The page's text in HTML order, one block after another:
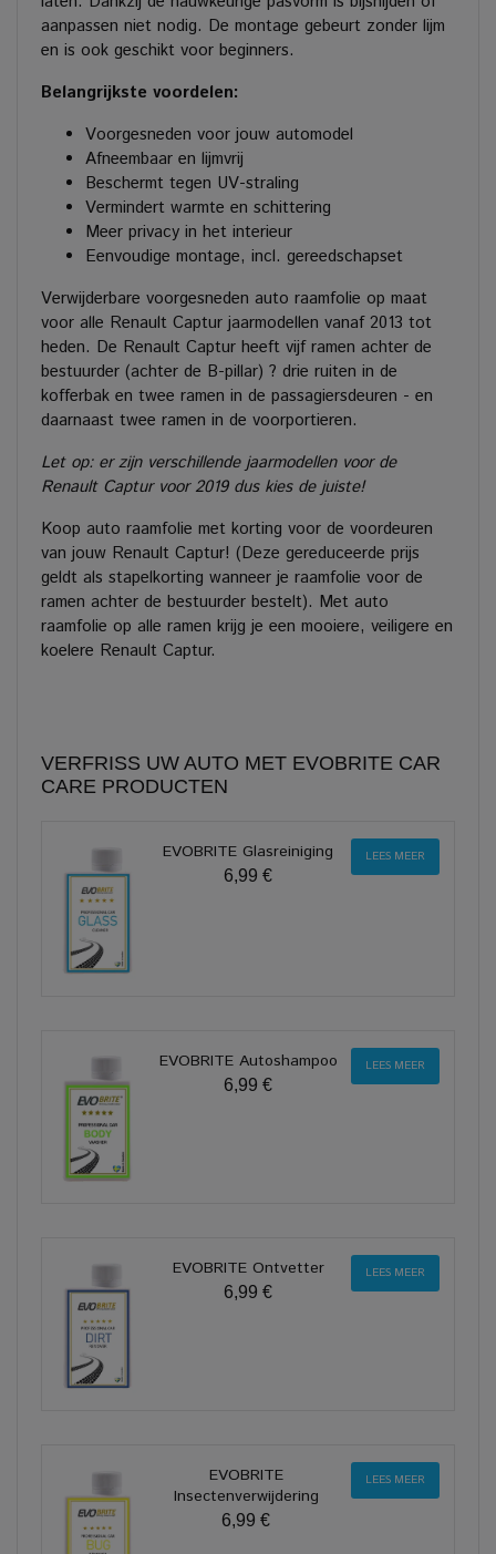
aanpassen niet nodig. De montage gebeurt zonder lijm
en is ook geschikt voor beginners.
Belangrijkste voordelen:
Voorgesneden voor jouw automodel
Afneembaar en lijmvrij
Beschermt tegen UV-straling
Vermindert warmte en schittering
Meer privacy in het interieur
Eenvoudige montage, incl. gereedschapset
Verwijderbare voorgesneden auto raamfolie op maat
voor alle Renault Captur jaarmodellen vanaf 2013 tot
heden. De Renault Captur heeft vijf ramen achter de
bestuurder (achter de B-pillar) ? drie ruiten in de
kofferbak en twee ramen in de passagiersdeuren - en
daarnaast twee ramen in de voorportieren.
Let op: er zijn verschillende jaarmodellen voor de
Renault Captur voor 2019 dus kies de juiste!
Koop auto raamfolie met korting voor de voordeuren
van jouw Renault Captur! (Deze gereduceerde prijs
geldt als stapelkorting wanneer je raamfolie voor de
ramen achter de bestuurder bestelt). Met auto
raamfolie op alle ramen krijg je een mooiere, veiligere en
koelere Renault Captur.
VERFRISS UW AUTO MET EVOBRITE CAR
CARE PRODUCTEN
EVOBRITE Glasreiniging
6,99 €
LEES MEER
EVOBRITE Autoshampoo
6,99 €
LEES MEER
EVOBRITE Ontvetter
6,99 €
LEES MEER
EVOBRITE
Insectenverwijdering
6,99 €
LEES MEER